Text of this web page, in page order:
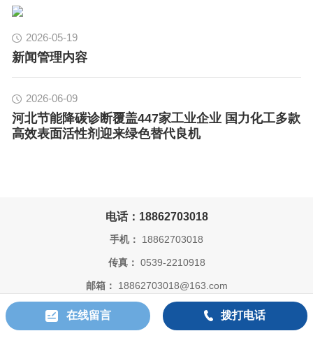
2026-05-19
新闻管理内容
2026-06-09
河北节能降碳诊断覆盖447家工业企业 国力化工多款
高效表面活性剂迎来绿色替代良机
在线留言 拨打电话
电话：18862703018
手机： 18862703018
传真： 0539-2210918
邮箱： 18862703018@163.com
公司地址： 山东临沂沂水县经济开发区庐山区精细化工园区长山官
庄村南